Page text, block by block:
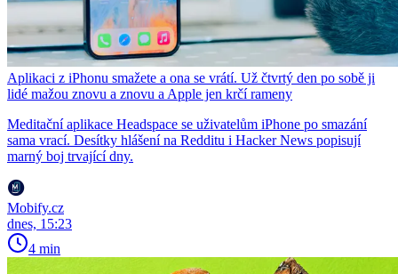
Aplikaci z iPhonu smažete a ona se vrátí. Už čtvrtý den po sobě ji
lidé mažou znovu a znovu a Apple jen krčí rameny
Meditační aplikace Headspace se uživatelům iPhone po smazání
sama vrací. Desítky hlášení na Redditu i Hacker News popisují
marný boj trvající dny.
Mobify.cz
dnes, 15:23
4 min